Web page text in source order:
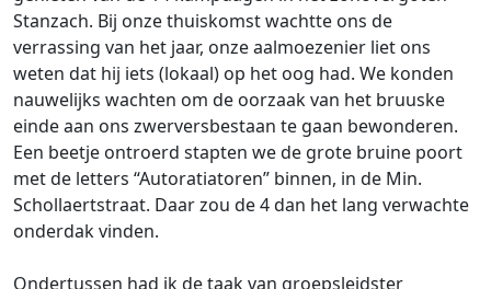
Stanzach. Bij onze thuiskomst wachtte ons de
verrassing van het jaar, onze aalmoezenier liet ons
weten dat hij iets (lokaal) op het oog had. We konden
nauwelijks wachten om de oorzaak van het bruuske
einde aan ons zwerversbestaan te gaan bewonderen.
Een beetje ontroerd stapten we de grote bruine poort
met de letters “Autoratiatoren” binnen, in de Min.
Schollaertstraat. Daar zou de 4 dan het lang verwachte
onderdak vinden.
Ondertussen had ik de taak van groepsleidster